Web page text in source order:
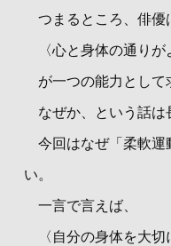
つまるところ、俳優
〈心と身体の通りが
が一つの能力として
なぜか、という話は
今回はなぜ「柔軟運
い。
一言で言えば、
〈自分の身体を大切